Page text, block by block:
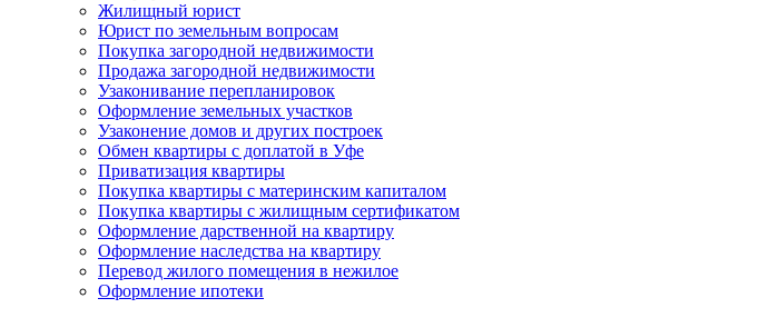
Жилищный юрист
Юрист по земельным вопросам
Покупка загородной недвижимости
Продажа загородной недвижимости
Узаконивание перепланировок
Оформление земельных участков
Узаконение домов и других построек
Обмен квартиры с доплатой в Уфе
Приватизация квартиры
Покупка квартиры с материнским капиталом
Покупка квартиры с жилищным сертификатом
Оформление дарственной на квартиру
Оформление наследства на квартиру
Перевод жилого помещения в нежилое
Оформление ипотеки